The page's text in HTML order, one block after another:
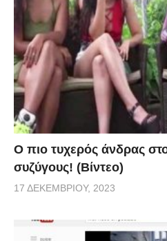
Ο πιο τυχερός άνδρας
συζύγους! (Βίντεο)
17 ΔΕΚΕΜΒΡΊΟΥ, 2023